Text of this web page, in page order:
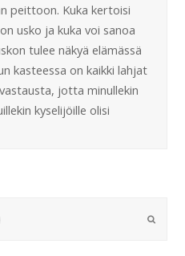
peittoon. Kuka kertoisi
usko ja kuka voi sanoa
tulee näkyä elämässä
kasteessa on kaikki lahjat
jotta minullekin
kyselijöille olisi